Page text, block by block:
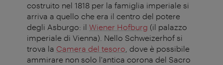
costruito nel 1818 per la famiglia imperiale si
arriva a quello che era il centro del potere
degli Asburgo: il Wiener Hofburg (il palazzo
imperiale di Vienna). Nello Schweizerhof si
trova la Camera del tesoro , dove è possibile
ammirare non solo l'antica corona del Sacro